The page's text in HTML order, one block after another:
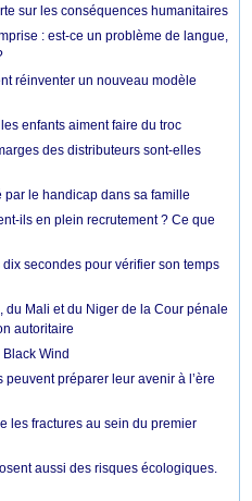
sur les conséquences humanitaires
: est-ce un problème de langue,
réinventer un nouveau modèle
enfants aiment faire du troc
des distributeurs sont-elles
par le handicap dans sa famille
ils en plein recrutement ? Ce que
secondes pour vérifier son temps
du Mali et du Niger de la Cour pénale
autoritaire
Wind
préparer leur avenir à l’ère
les fractures au sein du premier
aussi des risques écologiques.